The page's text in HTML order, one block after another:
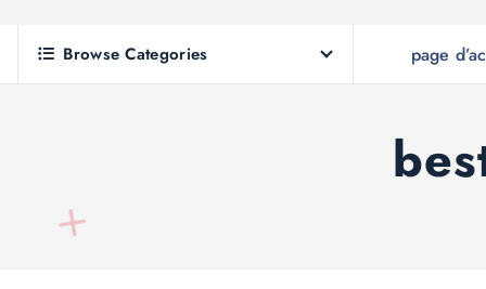
n
Browse Categories page